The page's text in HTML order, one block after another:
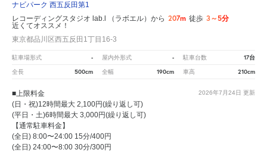
ナビパーク 西五反田第1
レコーディングスタジオ lab.l （ラボエル）から 207m 徒歩 3～5分
近くてオススメ！
東京都品川区西五反田1丁目16-3
駐車場形式 - 屋内外形式 - 駐車台数 17台
全長 500cm 全幅 190cm 車高 210cm
2026年7月24日 更新
■上限料金
(日・祝)12時間最大 2,100円(繰り返し可)
(平日・土)6時間最大 3,000円(繰り返し可)
【通常駐車料金】
(全日) 8:00〜24:00 15分/400円
(全日) 24:00〜8:00 30分/300円